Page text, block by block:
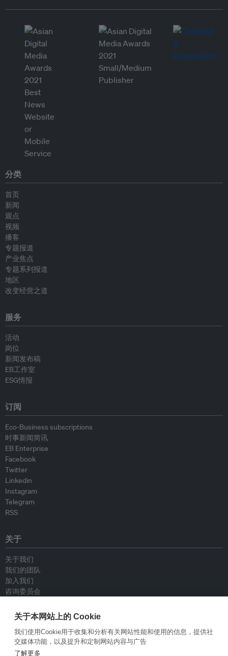
分类
首页
新闻
观点
视频
播客
专题报道
产业焦点
专题系列报道
地区
改变经营之道
服务
活动
岗位
新闻发布稿
EB工作室
ESG情报
订阅
Eco-Business subscriptions
时事新闻简讯
EB Enterprise
Facebook
Twitter
Linkedin
Instagram
Telegram
RSS
关于
关于我们
我们的团队
加入我们
咨询委员会
联系我们
政策
关于本网站上的 Cookie
我们使用Cookie用于收集和分析有关网站性能和使用的信息，提供社
交媒体功能，以及提升和定制网站内容与广告
了解更多